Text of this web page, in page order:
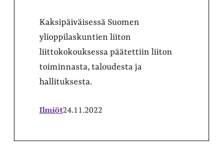
Kaksipäiväisessä Suomen
ylioppilaskuntien liiton
liittokokouksessa päätettiin liiton
toiminnasta, taloudesta ja
hallituksesta.
Ilmiöt24.11.2022